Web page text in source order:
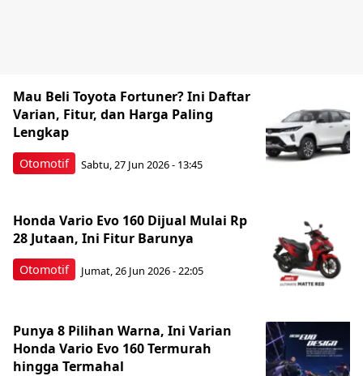
Otomotif
Mau Beli Toyota Fortuner? Ini Daftar
Varian, Fitur, dan Harga Paling
Lengkap
Sabtu, 27 Jun 2026 - 13:45
Otomotif
Honda Vario Evo 160 Dijual Mulai Rp
28 Jutaan, Ini Fitur Barunya
Jumat, 26 Jun 2026 - 22:05
Punya 8 Pilihan Warna, Ini Varian
Honda Vario Evo 160 Termurah
hingga Termahal